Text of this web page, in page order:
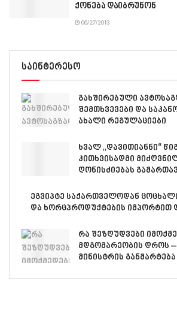
ქონება დაიბრუნონ
06/27/2013
საინტერესო
გახშირებული
შემთხვევები და
ახალი რეგულაციები
ხვალ „დავითიანნი“
კითხვისადმი
ღონისძიებას
ეგვიპტე საქართველოდან
და ხორცპროდუქტების იმპორტით
რა შეზღუდვები
მდგომარეობის დროს
მინისტრის განმარტება